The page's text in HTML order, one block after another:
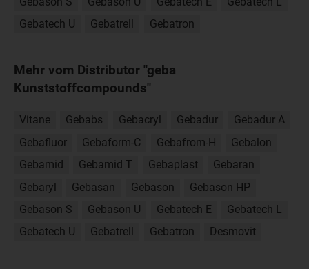
Gebatech U
Gebatrell Gebatron
Mehr vom Distributor "geba
Kunststoffcompounds"
Vitane Gebabs Gebacryl Gebadur
Gebadur A
Gebafluor
Gebaform-C Gebafrom-H
Gebalon
Gebamid
Gebamid T Gebaplast
Gebaran
Gebaryl
Gebasan Gebason
Gebason HP
Gebason S
Gebason U Gebatech E
Gebatech L
Gebatech U
Gebatrell Gebatron Desmovit